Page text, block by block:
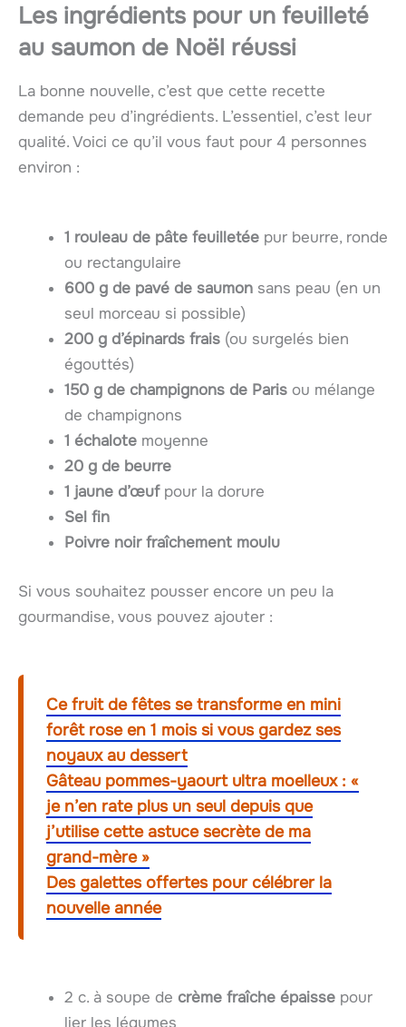
Les ingrédients pour un feuilleté
au saumon de Noël réussi
La bonne nouvelle, c’est que cette recette
demande peu d’ingrédients. L’essentiel, c’est leur
qualité. Voici ce qu’il vous faut pour 4 personnes
environ :
1 rouleau de pâte feuilletée pur beurre, ronde
ou rectangulaire
600 g de pavé de saumon sans peau (en un
seul morceau si possible)
200 g d’épinards frais (ou surgelés bien
égouttés)
150 g de champignons de Paris ou mélange
de champignons
1 échalote moyenne
20 g de beurre
1 jaune d’œufpour la dorure
Sel fin
Poivre noir fraîchement moulu
Si vous souhaitez pousser encore un peu la
gourmandise, vous pouvez ajouter :
Ce fruit de fêtes se transforme en mini
forêt rose en 1 mois si vous gardez ses
noyaux au dessert
Gâteau pommes-yaourt ultra moelleux : «
je n’en rate plus un seul depuis que
j’utilise cette astuce secrète de ma
grand-mère »
Des galettes offertes pour célébrer la
nouvelle année
2 c. à soupe de crème fraîche épaisse pour
lier les légumes